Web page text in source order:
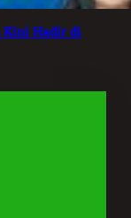
Kini Hadir di